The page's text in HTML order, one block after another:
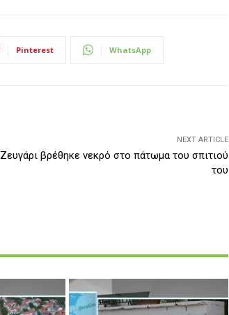
Pinterest WhatsApp
NEXT ARTICLE
Ζευγάρι βρέθηκε νεκρό στο πάτωμα του σπιτιού
του